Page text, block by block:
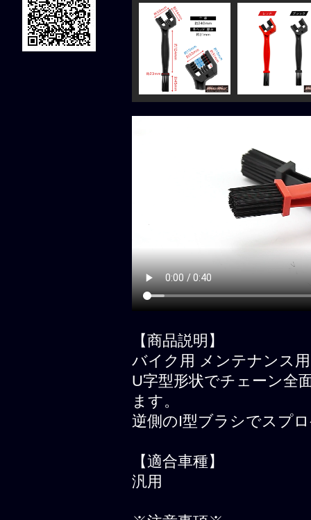
【商品説明】
バイク用 メンテナンス
U字型形状でチェーン全
ます。
逆側のI型ブラシでスプ
【適合車種】
汎用